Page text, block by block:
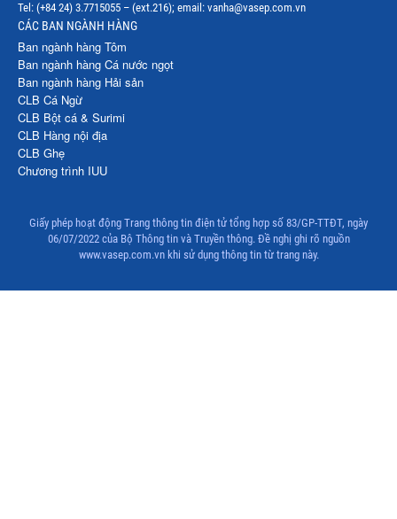
Thị trường Nhật Bản
Thị trường Thái Lan
Thị trường Trung Quốc
Thị trường Philippines
Thị trường Tây Ban Nha
Thị trường thủy sản khác
Tel: (+84 24) 3.7715055 – (ext.216); email: vanha@vasep.com.vn
CÁC BAN NGÀNH HÀNG
Ban ngành hàng Tôm
Ban ngành hàng Cá nước ngọt
Ban ngành hàng Hải sản
CLB Cá Ngừ
CLB Bột cá & Surimi
CLB Hàng nội địa
CLB Ghẹ
Chương trình IUU
Giấy phép hoạt động Trang thông tin điện tử tổng hợp số 83/GP-TTĐT, ngày
06/07/2022 của Bộ Thông tin và Truyền thông. Đề nghị ghi rõ nguồn
www.vasep.com.vn khi sử dụng thông tin từ trang này.